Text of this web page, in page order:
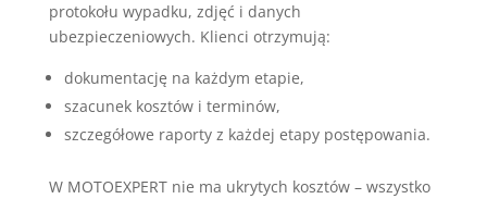
protokołu wypadku, zdjęć i danych
ubezpieczeniowych. Klienci otrzymują:
dokumentację na każdym etapie,
szacunek kosztów i terminów,
szczegółowe raporty z każdej etapy postępowania.
W MOTOEXPERT nie ma ukrytych kosztów – wszystko